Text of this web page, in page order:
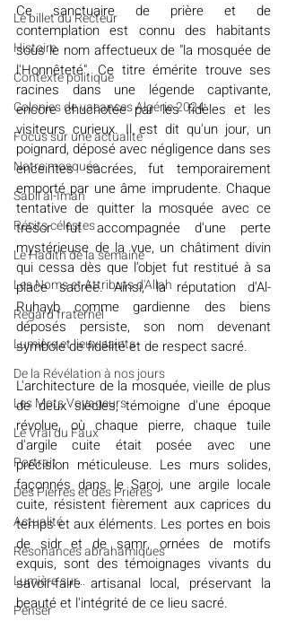
Le billet du Recteur
Histoire
Contexte politique
Colonies de vacances Algérie 2024
​​Focus sur une actualité
Notre mosquée
Sabil al-Iman
Récits célestes
Le Hadith de la semaine
Les Noms et Attributs d'Allah
Regard fraternel
Lumière et lieux saints
De la Révélation à nos jours
Les Mots Voyageurs
Le Vrai du Faux
Portrait
Des Pierres et des Prières
Actualité
Résonances abrahamiques
Lumière sur...
Penser
Ce sanctuaire de prière et de
contemplation est connu des habitants
sous le nom affectueux de "la mosquée de
l'Honnêteté". Ce titre émérite trouve ses
racines dans une légende captivante,
encore chuchotée par les fidèles et les
visiteurs curieux. Il est dit qu'un jour, un
poignard, déposé avec négligence dans ses
enceintes sacrées, fut temporairement
emporté par une âme imprudente. Chaque
tentative de quitter la mosquée avec ce
trésor fut accompagnée d'une perte
mystérieuse de la vue, un châtiment divin
qui cessa dès que l'objet fut restitué à sa
place sacrée. Ainsi, la réputation d'Al-
Ruhayb comme gardienne des biens
déposés persiste, son nom devenant
symbole de fidélité et de respect sacré.
L'architecture de la mosquée, vieille de plus
de deux siècles, témoigne d'une époque
révolue, où chaque pierre, chaque tuile
d'argile cuite était posée avec une
précision méticuleuse. Les murs solides,
façonnés dans le Saroj, une argile locale
cuite, résistent fièrement aux caprices du
temps et aux éléments. Les portes en bois
de sidr et de samr, ornées de motifs
exquis, sont des témoignages vivants du
savoir-faire artisanal local, préservant la
beauté et l'intégrité de ce lieu sacré.